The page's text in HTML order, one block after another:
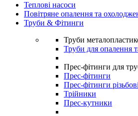
Теплові насоси
Повітряне опалення та
Труби & Фітинги
Труби
Труби для опалення
Прес-фітинги для
Прес-фітинги
Прес-фітинги різьбові
Трійники
Прес-кутники